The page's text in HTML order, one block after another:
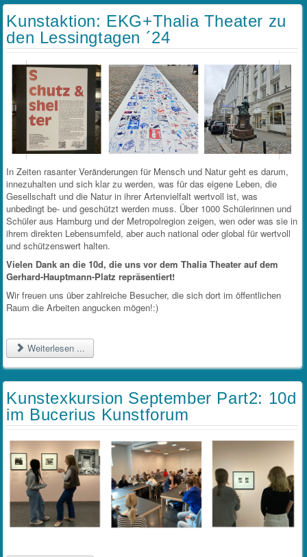
Kunstaktion: EKG+Thalia Theater zu
den Lessingtagen ´24
In Zeiten rasanter Veränderungen für Mensch und Natur geht es darum,
innezuhalten und sich klar zu werden, was für das eigene Leben, die
Gesellschaft und die Natur in ihrer Artenvielfalt wertvoll ist, was
unbedingt be­- und geschützt werden muss. Über 1000 Schülerinnen und
Schüler aus Hamburg und der Metropolregion zeigen, wen oder was sie in
ihrem direkten Lebensumfeld, aber auch national oder global für wertvoll
und schützenswert halten.
Vielen Dank an die 10d, die uns vor dem Thalia Theater auf dem
Gerhard-Hauptmann-Platz repräsentiert!
Wir freuen uns über zahlreiche Besucher, die sich dort im öffentlichen
Raum die Arbeiten angucken mögen!:)
Weiterlesen ...
Kunstexkursion September Part2: 10d
im Bucerius Kunstforum